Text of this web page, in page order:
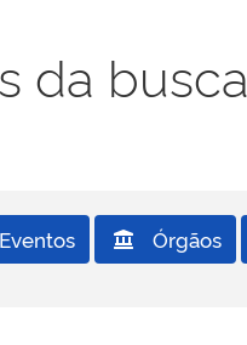
da busca
Eventos Órgãos